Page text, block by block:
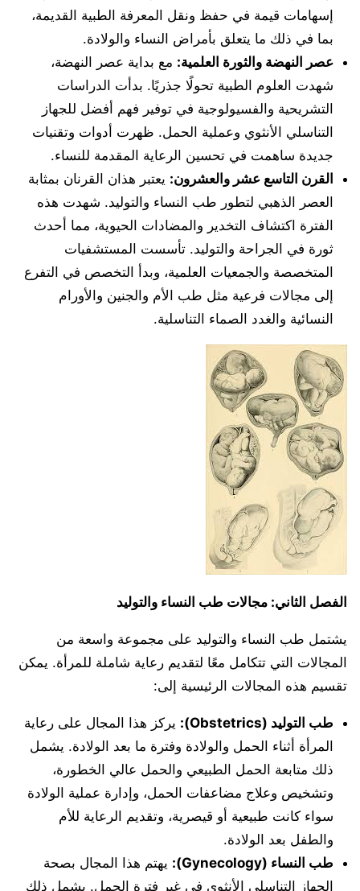
إسهامات قيمة في حفظ ونقل المعرفة الطبية القديمة،
بما في ذلك ما يتعلق بأمراض النساء والولادة.
عصر النهضة والثورة العلمية: مع بداية عصر النهضة،
شهدت العلوم الطبية تحولًا جذريًا. بدأت الدراسات
التشريحية والفسيولوجية في توفير فهم أفضل للجهاز
التناسلي الأنثوي وعملية الحمل. ظهرت أدوات وتقنيات
جديدة ساهمت في تحسين الرعاية المقدمة للنساء.
القرن التاسع عشر والعشرون: يعتبر هذان القرنان بمثابة
العصر الذهبي لتطور طب النساء والتوليد. شهدت هذه
الفترة اكتشاف التخدير والمضادات الحيوية، مما أحدث
ثورة في الجراحة والتوليد. تأسست المستشفيات
المتخصصة والجمعيات العلمية، وبدأ التخصص في التفرع
إلى مجالات فرعية مثل طب الأم والجنين والأورام
النسائية والغدد الصماء التناسلية.
الفصل الثاني: مجالات طب النساء والتوليد
يشتمل طب النساء والتوليد على مجموعة واسعة من
المجالات التي تتكامل معًا لتقديم رعاية شاملة للمرأة. يمكن
تقسيم هذه المجالات الرئيسية إلى:
طب التوليد (Obstetrics):
يركز هذا المجال على رعاية
المرأة أثناء الحمل والولادة وفترة ما بعد الولادة. يشمل
ذلك متابعة الحمل الطبيعي والحمل عالي الخطورة،
وتشخيص وعلاج مضاعفات الحمل، وإدارة عملية الولادة
سواء كانت طبيعية أو قيصرية، وتقديم الرعاية للأم
والطفل بعد الولادة.
طب النساء (Gynecology):
يهتم هذا المجال بصحة
الجهاز التناسلي الأنثوي في غير فترة الحمل. يشمل ذلك